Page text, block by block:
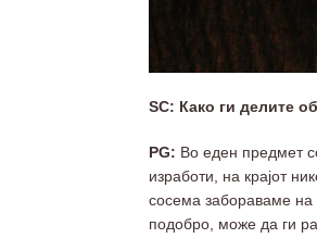
SC: Како ги делите
PG: Во еден предмет
изработи, на крајот
сосема забораваме на
подобро, може да ги